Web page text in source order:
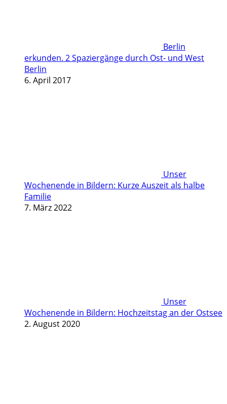
Berlin
erkunden. 2 Spaziergänge durch Ost- und West
Berlin
6. April 2017
Unser
Wochenende in Bildern: Kurze Auszeit als halbe
Familie
7. März 2022
Unser
Wochenende in Bildern: Hochzeitstag an der Ostsee
2. August 2020